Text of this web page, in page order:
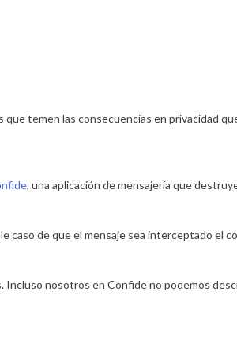
temen las consecuencias en privacidad
, una aplicación de mensajería que
de que el mensaje sea interceptado el
Incluso nosotros en Confide no podemos